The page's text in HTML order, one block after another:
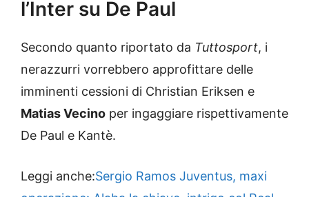
l’Inter su De Paul
Secondo quanto riportato da Tuttosport, i
nerazzurri vorrebbero approfittare delle
imminenti cessioni di Christian Eriksen e
Matias Vecino per ingaggiare rispettivamente
De Paul e Kantè.
Leggi anche:Sergio Ramos Juventus, maxi